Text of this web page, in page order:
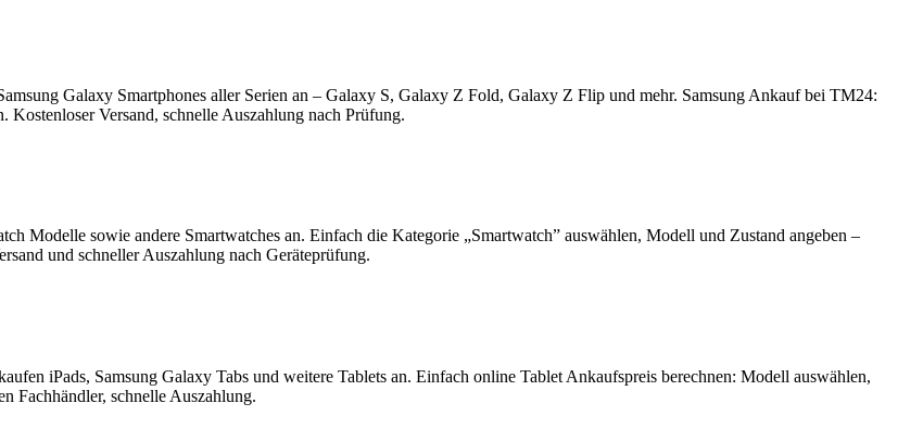
Galaxy Smartphones aller Serien an – Galaxy S, Galaxy Z Fold, Galaxy Z Flip und mehr. Samsung Ankauf bei TM24:
Kostenloser Versand, schnelle Auszahlung nach Prüfung.
Modelle sowie andere Smartwatches an. Einfach die Kategorie „Smartwatch” auswählen, Modell und Zustand angeben –
und schneller Auszahlung nach Geräteprüfung.
iPads, Samsung Galaxy Tabs und weitere Tablets an. Einfach online Tablet Ankaufspreis berechnen: Modell auswählen,
Fachhändler, schnelle Auszahlung.